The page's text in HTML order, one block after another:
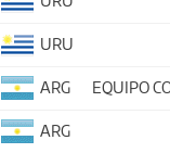
URU
ARG EQUIPO
ARG